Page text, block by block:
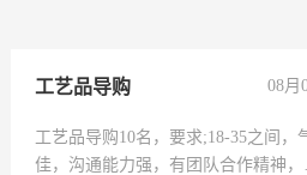
工艺品导购 08月
工艺品导购10名，要求;18-35之间，
佳，沟通能力强，有团队合作精神，